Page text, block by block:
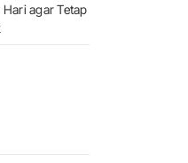
agar Tetap